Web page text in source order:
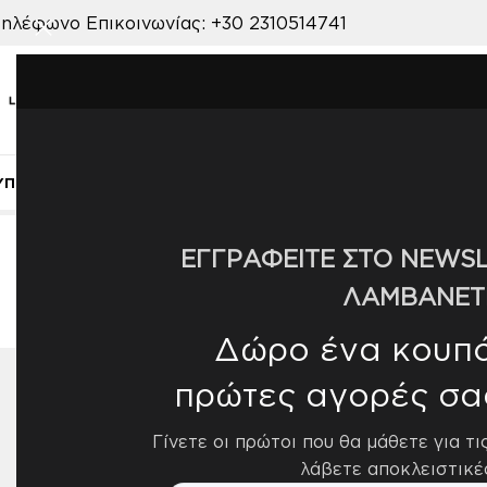
ΕΓΓΡΑΦΕΙΤΕ ΣΤΟ
Δώρο ένα
πρώτες αγορές
Γίνετε οι πρώτοι που θα μάθετε για
λάβετε
Επικοινωνίας: +30 2310514741
Αρχική σελίδα
ΔΙΑΘΕΣΙΜΌΤΗΤΑ
Διαθέσιμο από 4-10 ημέρες 8